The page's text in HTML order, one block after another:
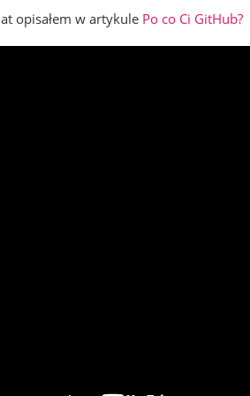
opisałem w artykule Po co Ci GitHub?